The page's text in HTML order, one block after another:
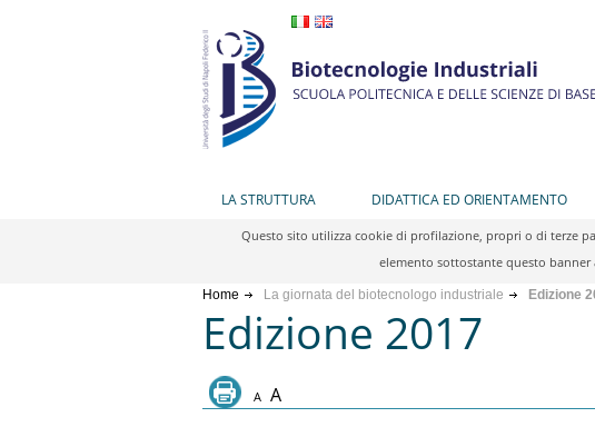
LA STRUTTURA DIDATTICA ED ORIENTAMENTO
Questo sito utilizza cookie di profilazione, propri o di terze
elemento sottostante questo banner
Home La giornata del biotecnologo industriale Edizione
Edizione 2017
A A